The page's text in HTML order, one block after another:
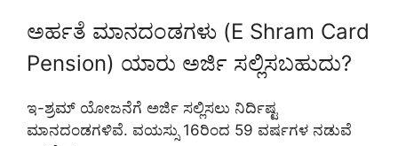
ಅರ್ಹತೆ ಮಾನದಂಡಗಳು (E Shram Card
Pension) ಯಾರು ಅರ್ಜಿ ಸಲ್ಲಿಸಬಹುದು?
ಇ-ಶ್ರಮ್ ಯೋಜನೆಗೆ ಅರ್ಜಿ ಸಲ್ಲಿಸಲು ನಿರ್ದಿಷ್ಟ
ಮಾನದಂಡಗಳಿವೆ. ವಯಸ್ಸು 16ರಿಂದ 59 ವರ್ಷಗಳ ನಡುವೆ